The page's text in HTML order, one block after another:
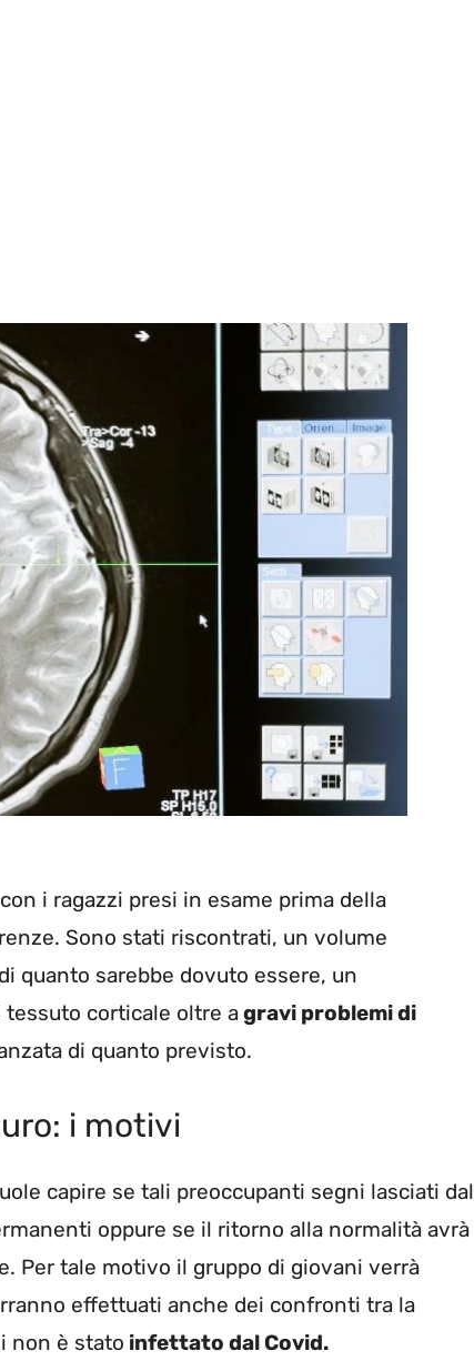
con i ragazzi presi in esame prima della
Sono stati riscontrati, un volume
quanto sarebbe dovuto essere, un
corticale oltre agravi problemi di
di quanto previsto.
i motivi
capire se tali preoccupanti segni lasciati dal
oppure se il ritorno alla normalità avrà
Per tale motivo il gruppo di giovani verrà
effettuati anche dei confronti tra la
non è stato infettato dal Covid.